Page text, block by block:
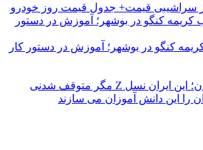
سراشیبی قیمت+ جدول قیمت روز خودرو
کنگو در بوشهر؛ آموزش در دستور کار
سیلیکن ولیِ تهران؛ این ایران نسل Z مگر متوقف شدنی
را این دانش آموزان می سازند